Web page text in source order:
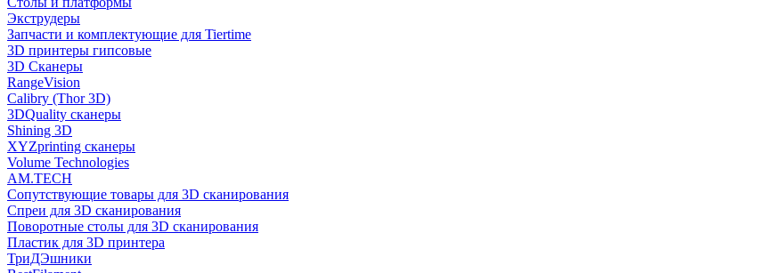
Экструдеры
Запчасти и комплектующие для Tiertime
3D принтеры гипсовые
3D Сканеры
RangeVision
Calibry (Thor 3D)
3DQuality сканеры
Shining 3D
XYZprinting сканеры
Volume Technologies
AM.TECH
Сопутствующие товары для 3D сканирования
Спреи для 3D сканирования
Поворотные столы для 3D сканирования
Пластик для 3D принтера
ТриДЭшники